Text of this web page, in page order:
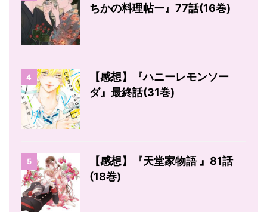
ちかの料理帖ー』77話(16巻)
4
【感想】『ハニーレモンソー
ダ』最終話(31巻)
5
【感想】『天堂家物語 』81話
(18巻)